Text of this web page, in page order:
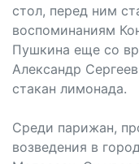
стол, перед ним
воспоминаниям
Пушкина еще со
Александр
стакан лимонада.
Среди парижан,
возведения в